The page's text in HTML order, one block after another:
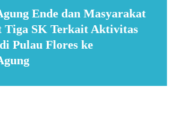
Ende dan Masyarakat
Tiga SK Terkait Aktivitas
Pulau Flores ke